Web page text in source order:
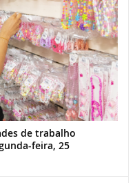
de trabalho
feira, 25